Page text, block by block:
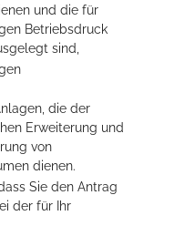
und die für
Betriebsdruck
sind,
die der
Erweiterung und
von
dienen.
Sie den Antrag
der für Ihr